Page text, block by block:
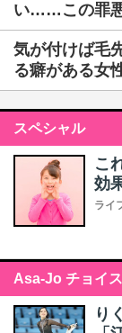
い……この罪悪
気が付けば毛
る癖がある女
スペシャル
こ
効
ライ
Asa-Jo チョイス
り